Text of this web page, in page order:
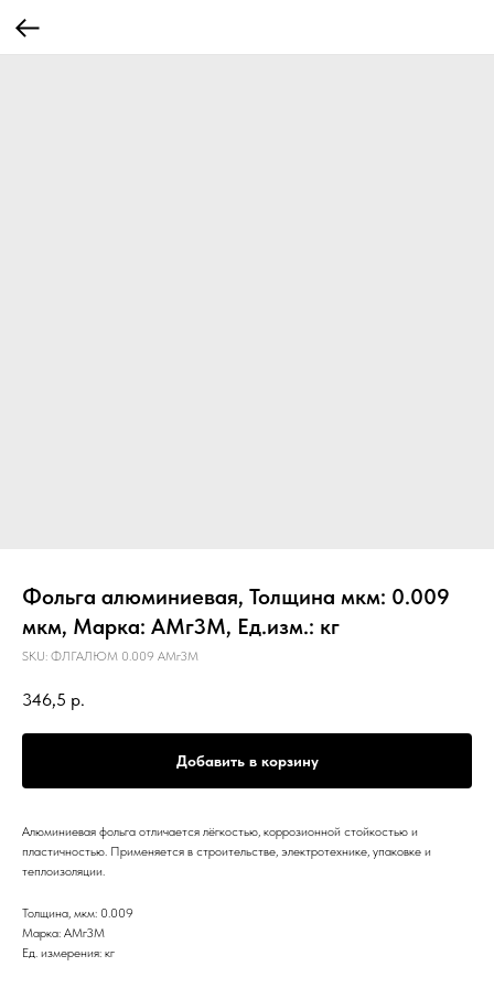
Фольга алюминиевая, Толщина мкм: 0.009
мкм, Марка: АМг3М, Ед.изм.: кг
SKU: ФЛГАЛЮМ 0.009 АМг3М
346,5 р.
Добавить в корзину
Алюминиевая фольга отличается лёгкостью, коррозионной стойкостью и
пластичностью. Применяется в строительстве, электротехнике, упаковке и
теплоизоляции.
Толщина, мкм: 0.009
Марка: АМг3М
Ед. измерения: кг